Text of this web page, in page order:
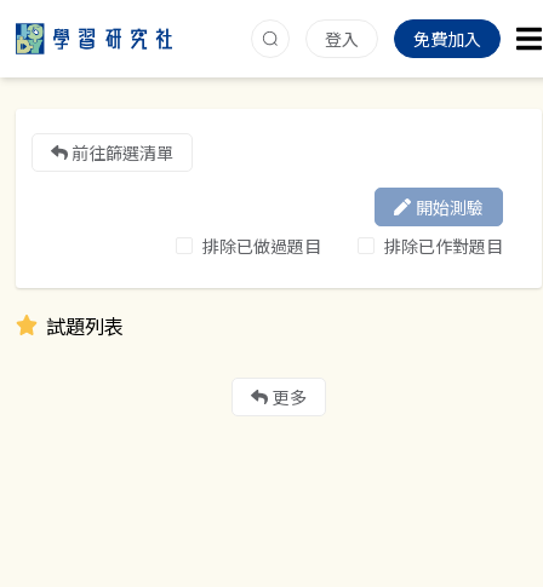
登入 免費加入
前往篩選清單
排除已做過題目 排除已作對題目
開始測驗
試題列表
更多